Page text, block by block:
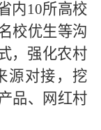
内10所高校
校优生等沟
，强化农村
源对接，挖
品、网红村